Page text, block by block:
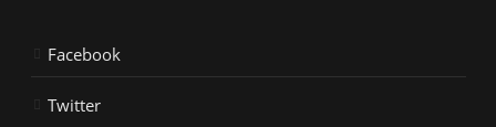
Facebook
Twitter